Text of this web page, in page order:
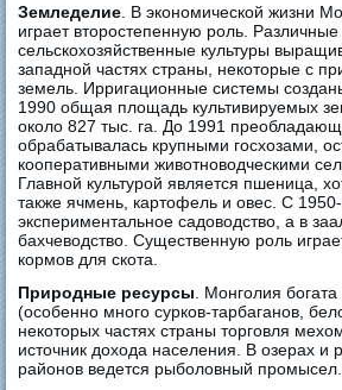
Земледелие . В экономической жизни
играет второстепенную роль. Различные
сельскохозяйственные культуры
западной частях страны, некоторые с
земель. Ирригационные системы
1990 общая площадь культивируемых
около 827 тыс. га. До 1991
обрабатывалась крупными госхозами,
кооперативными животноводческими
Главной культурой является пшеница,
также ячмень, картофель и овес. С
экспериментальное садоводство, а в
бахчеводство. Существенную роль
кормов для скота.
Природные ресурсы . Монголия
(особенно много сурков-тарбаганов,
некоторых частях страны торговля
источник дохода населения. В озерах и
районов ведется рыболовный промысел.